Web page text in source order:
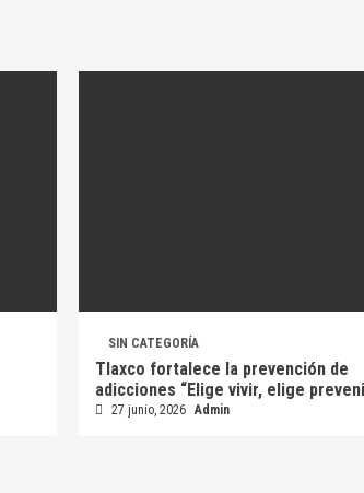
SIN CATEGORÍA
Tlaxco fortalece la prevención de
adicciones “Elige vivir, elige
27 junio, 2026 Admin